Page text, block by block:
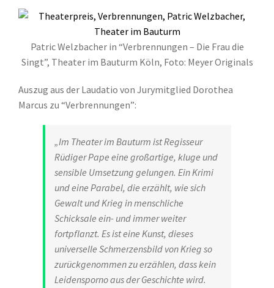
Patric Welzbacher in “Verbrennungen – Die Frau die
Singt”, Theater im Bauturm Köln, Foto: Meyer Originals
Auszug aus der Laudatio von Jurymitglied Dorothea
Marcus zu “Verbrennungen”:
„Im Theater im Bauturm ist Regisseur
Rüdiger Pape eine großartige, kluge und
sensible Umsetzung gelungen. Ein Krimi
und eine Parabel, die erzählt, wie sich
Gewalt und Krieg in menschliche
Schicksale ein- und immer weiter
fortpflanzt. Es ist eine Kunst, dieses
universelle Schmerzensbild von Krieg so
zurückgenommen zu erzählen, dass kein
Leidensporno aus der Geschichte wird.